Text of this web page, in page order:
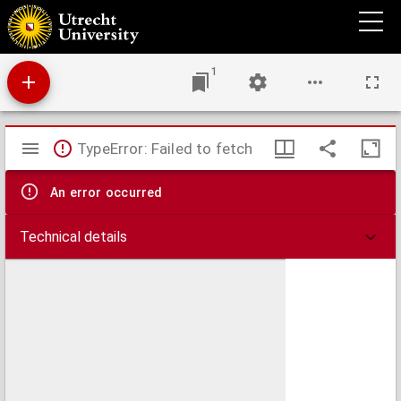
Den lusthof van het cureren der peerden
1
Mirador
viewer
TypeError: Failed to fetch
An error occurred
Technical details